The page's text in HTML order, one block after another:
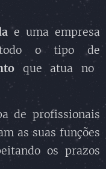
e uma empresa
todo o tipo de
que atua no
de profissionais
as suas funções
os prazos